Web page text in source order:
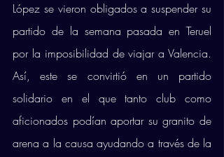
López se vieron obligados a suspender su
partido de la semana pasada en Teruel
por la imposibilidad de viajar a Valencia.
Así, este se convirtió en un partido
solidario en el que tanto club como
aficionados podían aportar su granito de
arena a la causa ayudando a través de la